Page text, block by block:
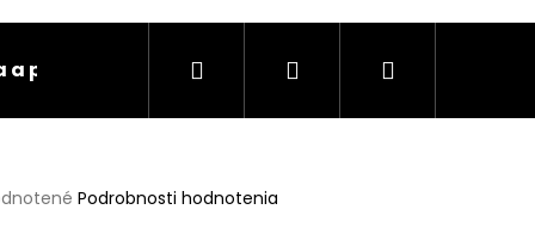
a platba Kontakty Ochrana osobných
Hľadať PrihlásenieNákupný
Podrobnosti hodnotenia